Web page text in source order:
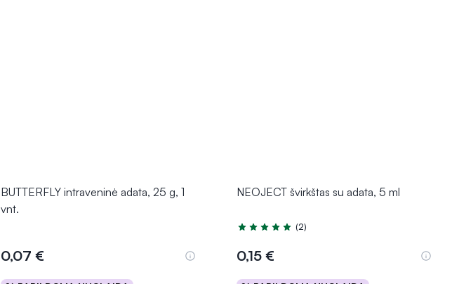
BUTTERFLY intraveninė adata, 25 g, 1
vnt.
0,07 €
NEOJECT švirkštas su adata, 5 ml
Įvertinimas 5.0 iš 5
(2)
0,15 €